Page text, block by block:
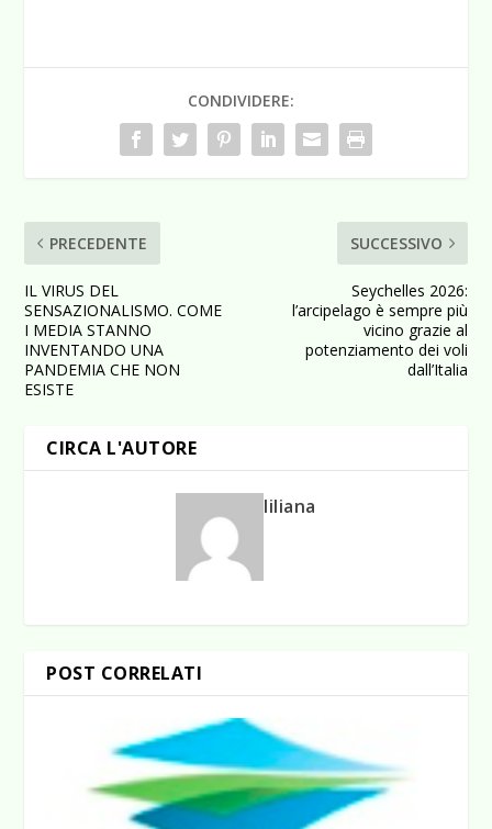
CONDIVIDERE:
PRECEDENTE
IL VIRUS DEL
SENSAZIONALISMO. COME
I MEDIA STANNO
INVENTANDO UNA
PANDEMIA CHE NON
ESISTE
SUCCESSIVO
Seychelles 2026:
l’arcipelago è sempre più
vicino grazie al
potenziamento dei voli
dall’Italia
CIRCA L'AUTORE
liliana
POST CORRELATI